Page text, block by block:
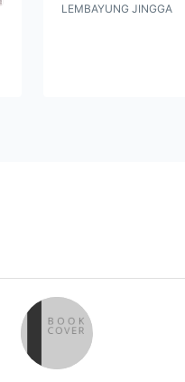
LEMBAYUNG JINGGA